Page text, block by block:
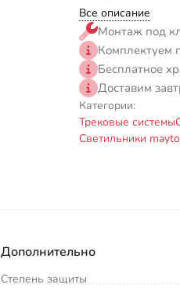
Все описание
Монтаж под
Комплектуем
Бесплатное
Доставим
Категории:
Трековые системы
Светильники
Дополнительно
Степень защиты